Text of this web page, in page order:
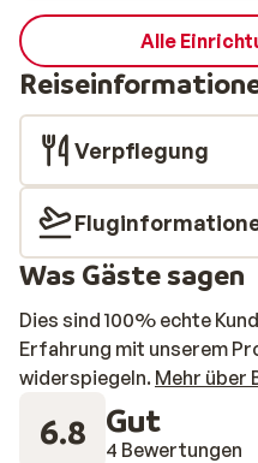
Alle
Verpflegung
Was Gäste sagen
Dies sind 100% echte
Erfahrung mit unserem
widerspiegeln. Mehr über
6.8 Gut
4 Bewertungen